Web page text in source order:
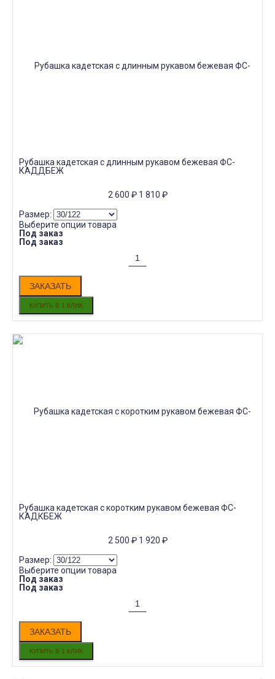
Рубашка кадетская с длинным рукавом бежевая ФС-
КАДДБЕЖ
2 600 ₽ 1 810 ₽
Размер:
Выберите опции товара
Под заказ
Под заказ
ЗАКАЗАТЬ
Рубашка кадетская с коротким рукавом бежевая ФС-
КАДКБЕЖ
2 500 ₽ 1 920 ₽
Размер:
Выберите опции товара
Под заказ
Под заказ
ЗАКАЗАТЬ